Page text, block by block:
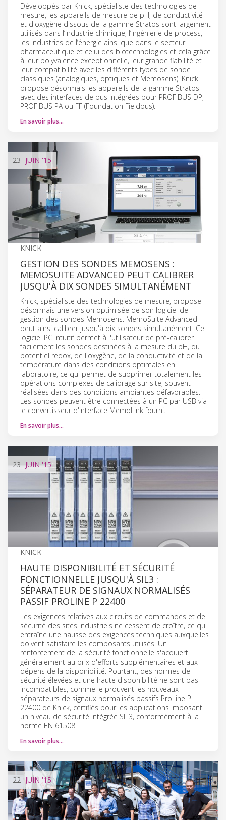
Développés par Knick, spécialiste des technologies de
mesure, les appareils de mesure de pH, de conductivité
et d'oxygène dissous de la gamme Stratos sont largement
utilisés dans l’industrie chimique, l’ingénierie de process,
les industries de l’énergie ainsi que dans le secteur
pharmaceutique et celui des biotechnologies et cela grâce
à leur polyvalence exceptionnelle, leur grande fiabilité et
leur compatibilité avec les différents types de sonde
classiques (analogiques, optiques et Memosens). Knick
propose désormais les appareils de la gamme Stratos
avec des interfaces de bus intégrées pour PROFIBUS DP,
PROFIBUS PA ou FF (Foundation Fieldbus).
En savoir plus…
23 JUIN '15
KNICK
GESTION DES SONDES MEMOSENS :
MEMOSUITE ADVANCED PEUT CALIBRER
JUSQU'À DIX SONDES SIMULTANÉMENT
Knick, spécialiste des technologies de mesure, propose
désormais une version optimisée de son logiciel de
gestion des sondes Memosens. MemoSuite Advanced
peut ainsi calibrer jusqu'à dix sondes simultanément. Ce
logiciel PC intuitif permet à l'utilisateur de pré-calibrer
facilement les sondes destinées à la mesure du pH, du
potentiel redox, de l'oxygène, de la conductivité et de la
température dans des conditions optimales en
laboratoire, ce qui permet de supprimer totalement les
opérations complexes de calibrage sur site, souvent
réalisées dans des conditions ambiantes défavorables.
Les sondes peuvent être connectées à un PC par USB via
le convertisseur d'interface MemoLink fourni.
En savoir plus…
23 JUIN'15
KNICK
HAUTE DISPONIBILITÉ ET SÉCURITÉ
FONCTIONNELLE JUSQU'À SIL3 :
SÉPARATEUR DE SIGNAUX NORMALISÉS
PASSIF PROLINE P 22400
Les exigences relatives aux circuits de commandes et de
sécurité des sites industriels ne cessent de croître, ce qui
entraîne une hausse des exigences techniques auxquelles
doivent satisfaire les composants utilisés. Un
renforcement de la sécurité fonctionnelle s'acquiert
généralement au prix d'efforts supplémentaires et aux
dépens de la disponibilité. Pourtant, des normes de
sécurité élevées et une haute disponibilité ne sont pas
incompatibles, comme le prouvent les nouveaux
séparateurs de signaux normalisés passifs ProLine P
22400 de Knick, certifiés pour les applications imposant
un niveau de sécurité intégrée SIL3, conformément à la
norme EN 61508.
En savoir plus…
22 JUIN '15